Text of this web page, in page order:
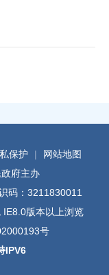
保护 |
网站地图
民政府主办
：3211830011
版本以上浏览
号
IPV6